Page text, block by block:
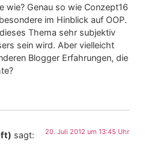
wie? Genau so wie Conzept16
im Hinblick auf OOP.
Thema sehr subjektiv
sein wird. Aber vielleicht
Blogger Erfahrungen, die
sagt: 20. Juli 2012 um 13:45 Uhr